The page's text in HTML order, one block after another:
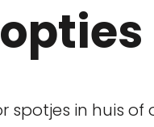
spotjes in huis of